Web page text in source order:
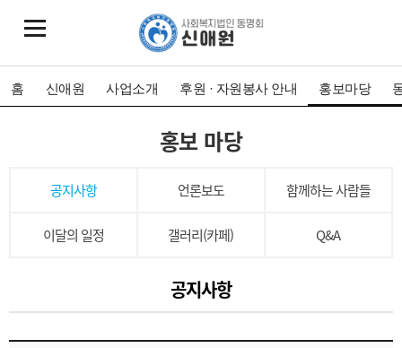
홈 신애원 사업소개 후원 · 자원봉사 안내 홍보마당
홍보 마당
공지사항 언론보도 함께하는 사람들
이달의 일정 갤러리(카페) Q&A
공지사항